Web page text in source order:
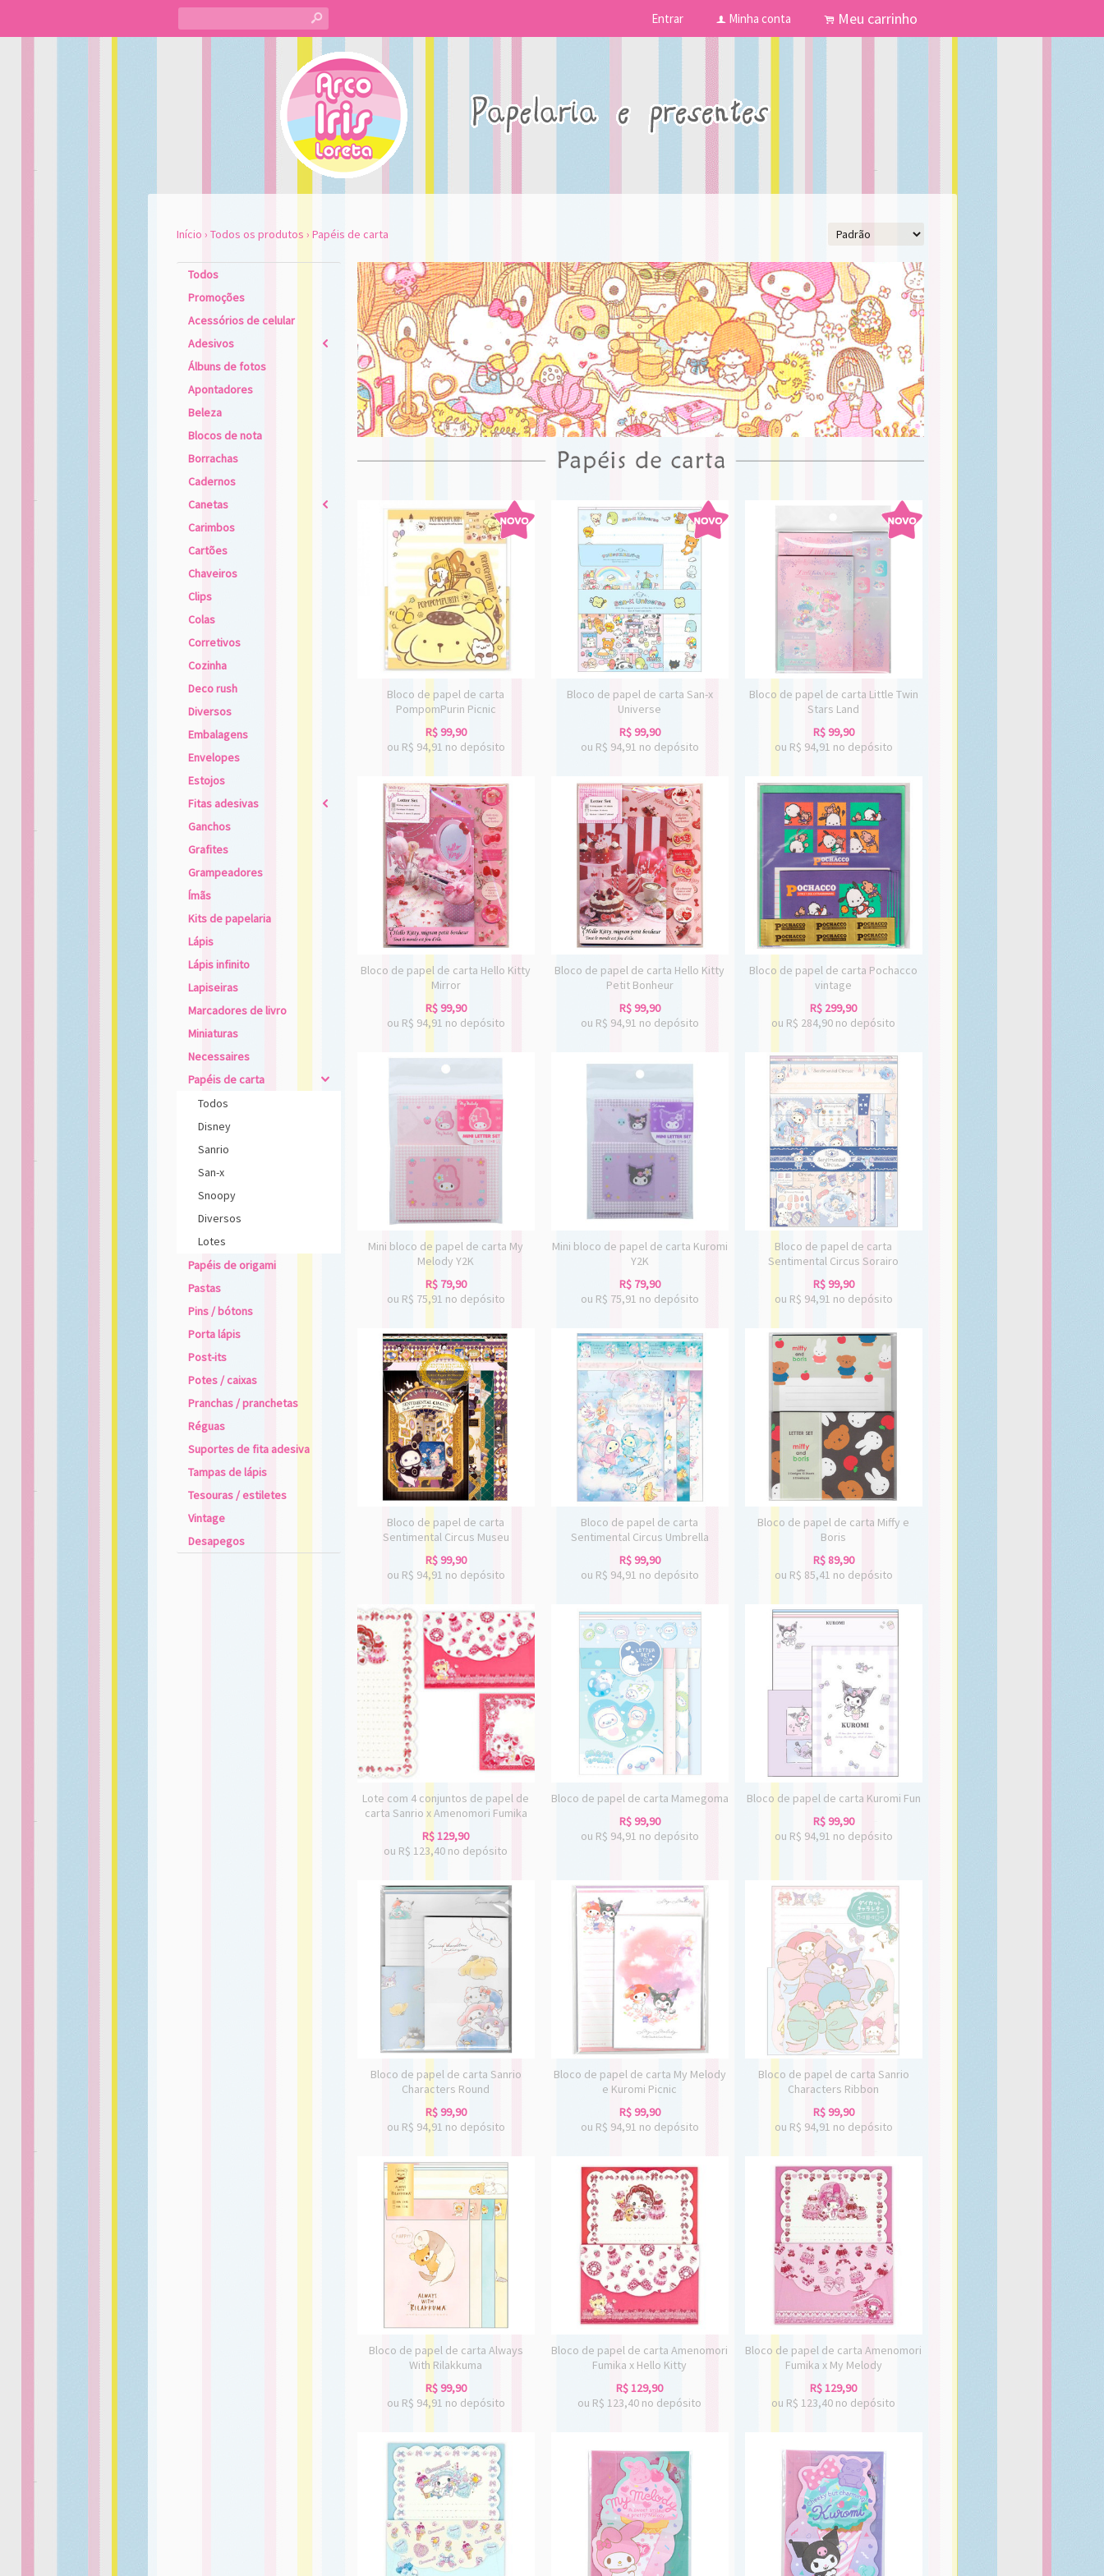
s Entrar f Minha conta . Meu carrinho
Início › Todos os produtos › Papéis de carta
Todos
Promoções
Acessórios de celular
Adesivos
2
Álbuns de fotos
Apontadores
Beleza
Blocos de nota
Borrachas
Cadernos
Canetas
2
Carimbos
Cartões
Chaveiros
Clips
Colas
Corretivos
Cozinha
Deco rush
Diversos
Embalagens
Envelopes
Estojos
Fitas adesivas
2
Ganchos
Grafites
Grampeadores
Ímãs
Kits de papelaria
Lápis
Lápis infinito
Lapiseiras
Marcadores de livro
Miniaturas
Necessaires
Papéis de carta
4
Todos
Disney
Sanrio
San-x
Snoopy
Diversos
Lotes
Papéis de origami
Pastas
Pins / bótons
Porta lápis
Post-its
Potes / caixas
Pranchas / pranchetas
Réguas
Suportes de fita adesiva
Tampas de lápis
Tesouras / estiletes
Vintage
Desapegos
Bloco de papel de carta
PompomPurin Picnic
R$ 99,90
ou R$ 94,91 no depósito
Bloco de papel de carta San-x
Universe
R$ 99,90
ou R$ 94,91 no depósito
Bloco de papel de carta Little Twin
Stars Land
R$ 99,90
ou R$ 94,91 no depósito
Bloco de papel de carta Hello Kitty
Mirror
R$ 99,90
ou R$ 94,91 no depósito
Bloco de papel de carta Hello Kitty
Petit Bonheur
R$ 99,90
ou R$ 94,91 no depósito
Bloco de papel de carta Pochacco
vintage
R$ 299,90
ou R$ 284,90 no depósito
Mini bloco de papel de carta My
Melody Y2K
R$ 79,90
ou R$ 75,91 no depósito
Mini bloco de papel de carta Kuromi
Y2K
R$ 79,90
ou R$ 75,91 no depósito
Bloco de papel de carta
Sentimental Circus Sorairo
R$ 99,90
ou R$ 94,91 no depósito
Bloco de papel de carta
Sentimental Circus Museu
R$ 99,90
ou R$ 94,91 no depósito
Bloco de papel de carta
Sentimental Circus Umbrella
R$ 99,90
ou R$ 94,91 no depósito
Bloco de papel de carta Miffy e
Boris
R$89,90
ou R$ 85,41 no depósito
Lote com 4 conjuntos de papel de
carta Sanrio x Amenomori Fumika
R$129,90
ou R$ 123,40 no depósito
Bloco de papel de carta Mamegoma
R$ 99,90
ou R$ 94,91 no depósito
Bloco de papel de carta Kuromi Fun
R$ 99,90
ou R$ 94,91 no depósito
Bloco de papel de carta Sanrio
Characters Round
R$ 99,90
ou R$ 94,91 no depósito
Bloco de papel de carta My Melody
e Kuromi Picnic
R$ 99,90
ou R$ 94,91 no depósito
Bloco de papel de carta Sanrio
Characters Ribbon
R$ 99,90
ou R$ 94,91 no depósito
Bloco de papel de carta Always
With Rilakkuma
R$ 99,90
ou R$ 94,91 no depósito
Bloco de papel de carta Amenomori
Fumika x Hello Kitty
R$129,90
ou R$ 123,40 no depósito
Bloco de papel de carta Amenomori
Fumika x My Melody
R$129,90
ou R$ 123,40 no depósito